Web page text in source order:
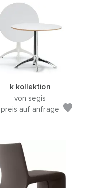
k kollektion
von segis
preis auf anfrage